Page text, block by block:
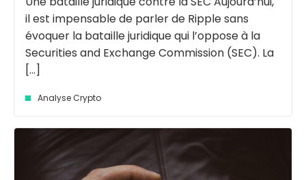
il est impensable de parler de Ripple sans
évoquer la bataille juridique qui l’oppose à la
Securities and Exchange Commission (SEC). La
[...]
Analyse Crypto